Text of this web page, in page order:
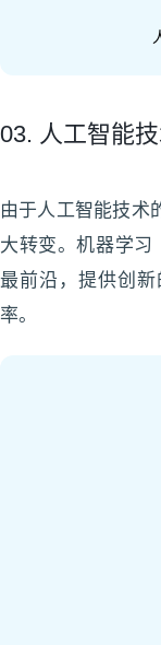
03. 人工智能
由于人工智能技术
大转变。机器学习
最前沿，提供创
率。